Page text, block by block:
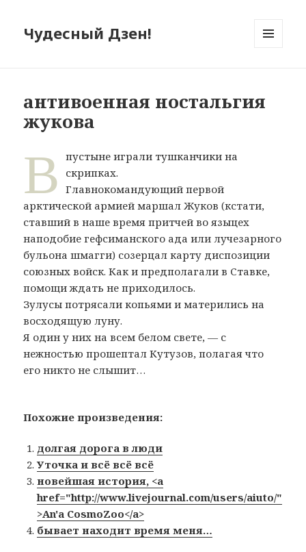
Чудесный Дзен!
антивоенная ностальгия
жукова
В
пустыне играли тушканчики на
скрипках.
Главнокомандующий первой
арктической армией маршал Жуков (кстати,
ставший в наше время притчей во языцех
наподобие гефсиманского ада или лучезарного
бульона шмагги) созерцал карту диспозиции
союзных войск. Как и предполагали в Ставке,
помощи ждать не приходилось.
Зулусы потрясали копьями и матерились на
восходящую луну.
Я один у них на всем белом свете, — с
нежностью прошептал Кутузов, полагая что
его никто не слышит…
Похожие произведения:
долгая дорога в люди
Уточка и всё всё всё
новейшая история, <a
href="http://www.livejournal.com/users/aiuto/"
>An'a CosmoZoo</a>
бывает находит время меня…